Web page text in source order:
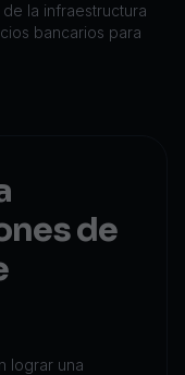
la infraestructura
bancarios para
de
lograr una